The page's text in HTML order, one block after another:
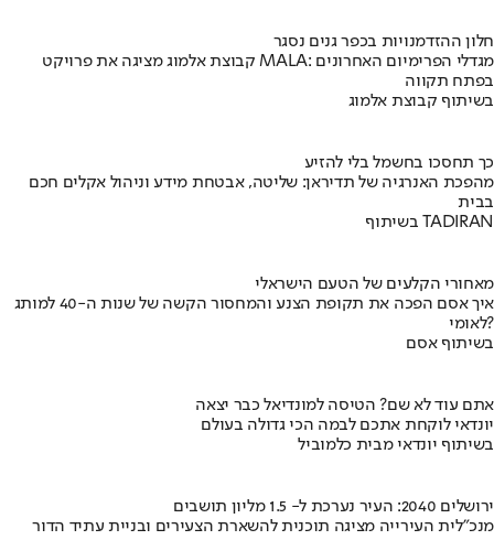
חלון ההזדמנויות בכפר גנים נסגר
קבוצת אלמוג מציגה את פרויקט MALA: מגדלי הפרימיום האחרונים
בפתח תקווה
בשיתוף קבוצת אלמוג
כך תחסכו בחשמל בלי להזיע
מהפכת האנרגיה של תדיראן: שליטה, אבטחת מידע וניהול אקלים חכם
בבית
בשיתוף TADIRAN
מאחורי הקלעים של הטעם הישראלי
איך אסם הפכה את תקופת הצנע והמחסור הקשה של שנות ה-40 למותג
לאומי?
בשיתוף אסם
אתם עוד לא שם? הטיסה למונדיאל כבר יצאה
יונדאי לוקחת אתכם לבמה הכי גדולה בעולם
בשיתוף יונדאי מבית כלמוביל
ירושלים 2040: העיר נערכת ל- 1.5 מליון תושבים
מנכ"לית העירייה מציגה תוכנית להשארת הצעירים ובניית עתיד הדור